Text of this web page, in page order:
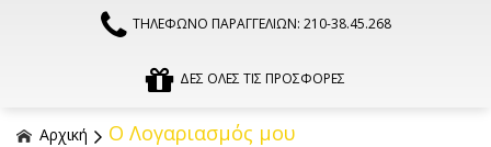
ΤΗΛΕΦΩΝΟ ΠΑΡΑΓΓΕΛΙΩΝ: 210-38.45.268
ΔΕΣ ΟΛΕΣ ΤΙΣ ΠΡΟΣΦΟΡΕΣ
Αρχική Ο Λογαριασμός μου